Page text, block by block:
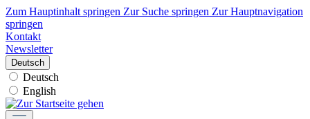
Zum Hauptinhalt springen Zur Suche springen Zur Hauptnavigation
springen
Kontakt
Newsletter
Deutsch
Deutsch
English